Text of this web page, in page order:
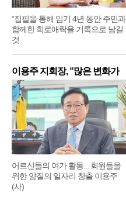
“집필을 통해 임기 4년 동안 주민과
함께한 희로애락을 기록으로 남길
것
이용주 지회장, “많은 변화가
어르신들의 여가 활동... 회원들을
위한 양질의 일자리 창출 이용주
(사)